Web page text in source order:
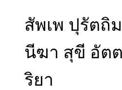
สัพเพ ปุรัตถิ
นีฆา สุขี อัต
ริยา